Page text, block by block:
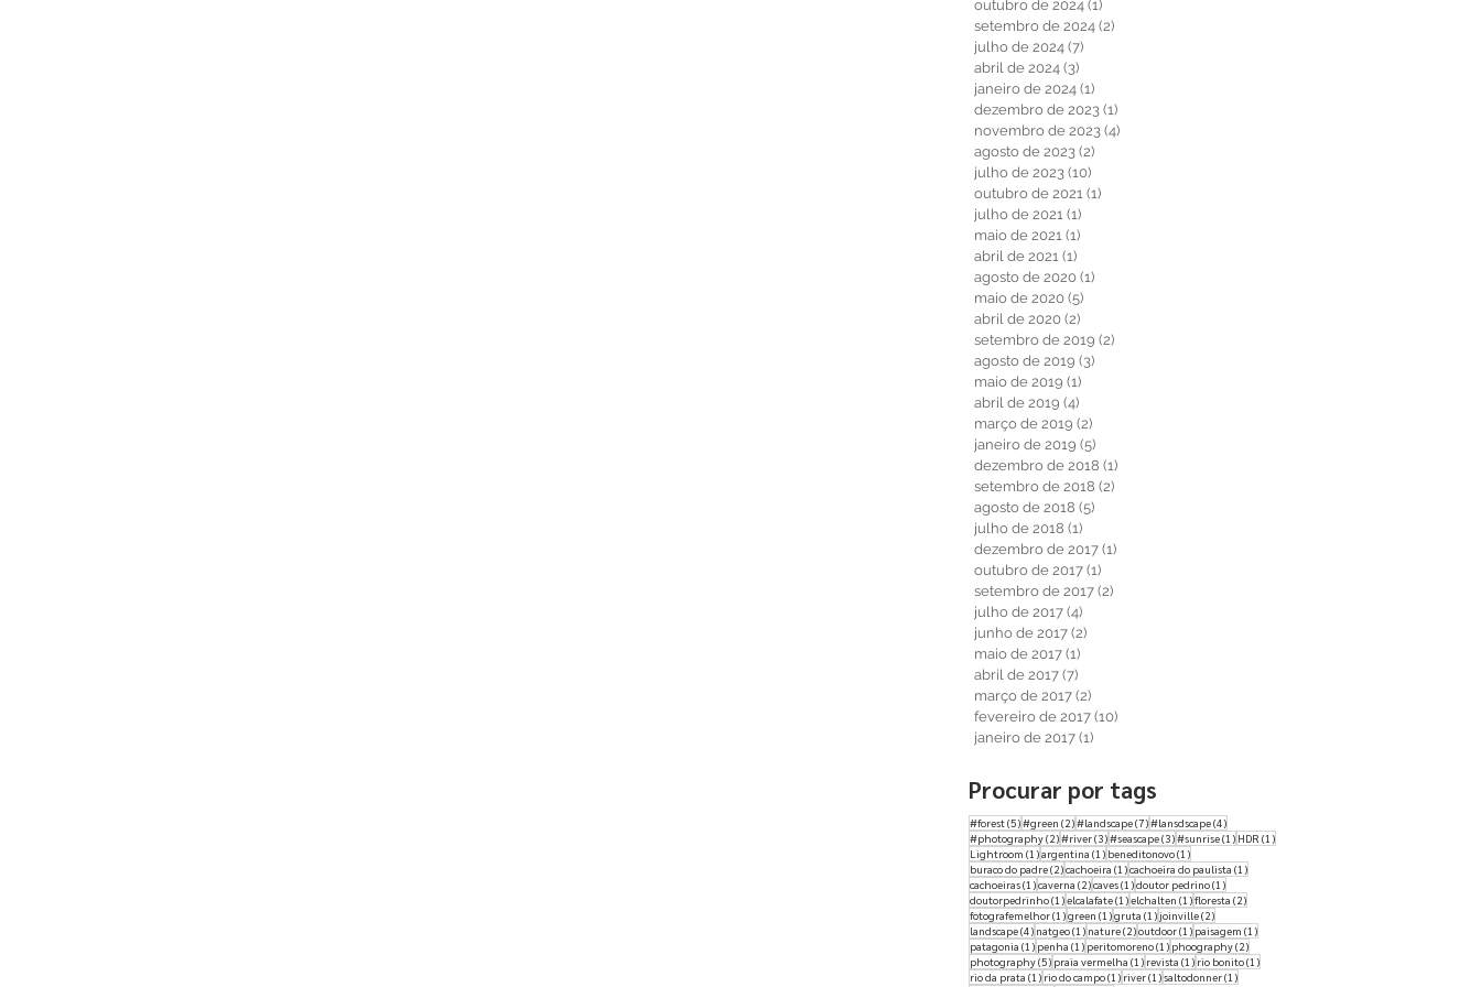
outubro de 2024 (1)
setembro de 2024 (2)
julho de 2024 (7)
abril de 2024 (3)
janeiro de 2024 (1)
dezembro de 2023 (1)
novembro de 2023 (4)
agosto de 2023 (2)
julho de 2023 (10)
outubro de 2021 (1)
julho de 2021 (1)
maio de 2021 (1)
abril de 2021 (1)
agosto de 2020 (1)
maio de 2020 (5)
abril de 2020 (2)
setembro de 2019 (2)
agosto de 2019 (3)
maio de 2019 (1)
abril de 2019 (4)
março de 2019 (2)
janeiro de 2019 (5)
dezembro de 2018 (1)
setembro de 2018 (2)
agosto de 2018 (5)
julho de 2018 (1)
dezembro de 2017 (1)
outubro de 2017 (1)
setembro de 2017 (2)
julho de 2017 (4)
junho de 2017 (2)
maio de 2017 (1)
abril de 2017 (7)
março de 2017 (2)
fevereiro de 2017 (10)
janeiro de 2017 (1)
Procurar por tags
#forest(5)5 posts
#green (2)2 posts
#landscape(7)7 posts
#lansdscape(4)4 posts
#photography(2)2 posts
#river(3)3 posts
#seascape(3)3 posts
#sunrise(1)1 post
HDR (1)1 post
Lightroom (1)1 post
argentina (1)1 post
beneditonovo(1)1 post
buraco do padre(2)2 posts
cachoeira (1)1 post
cachoeira do paulista (1)1 post
cachoeiras(1)1 post
caverna (2)2 posts
caves(1)1 post
doutor pedrino(1)1 post
doutorpedrinho(1)1 post
elcalafate(1)1 post
elchalten (1)1 post
floresta (2)2 posts
fotografemelhor(1)1 post
green (1)1 post
gruta (1)1 post
joinville(2)2 posts
landscape(4)4 posts
natgeo(1)1 post
nature(2)2 posts
outdoor(1)1 post
paisagem (1)1 post
patagonia (1)1 post
penha (1)1 post
peritomoreno(1)1 post
phoography(2)2 posts
photography(5)5 posts
praia vermelha (1)1 post
revista (1)1 post
rio bonito(1)1 post
rio da prata (1)1 post
rio do campo(1)1 post
river(1)1 post
saltodonner(1)1 post